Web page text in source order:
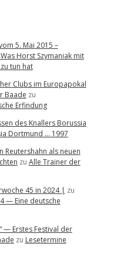
5. Mai 2015 –
Horst Szymaniak mit
tun hat
Clubs im Europapokal
Baade zu
Erfindung
des Knallers Borussia
Dortmund … 1997
Reutershahn als neuen
zu Alle Trainer der
45 in 2024 | zu
— Eine deutsche
— Erstes Festival der
zu Lesetermine